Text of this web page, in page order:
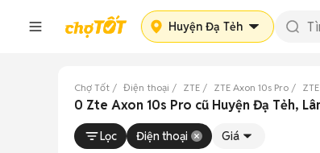
Huyện Đạ Tẻh
Chợ Tốt Điện thoại ZTE ZTE Axon 10s Pro
0 Zte Axon 10s Pro cũ Huyện Đạ Tẻh,
Lọc Điện thoại Giá